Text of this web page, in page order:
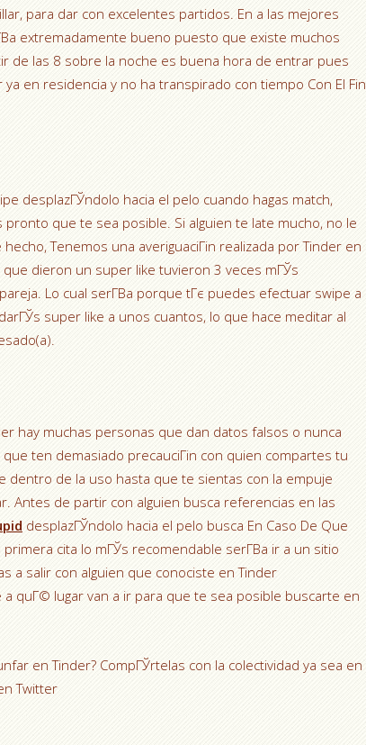
para dar con excelentes partidos. En a las mejores
extremadamente bueno puesto que existe muchos
de las 8 sobre la noche es buena hora de entrar pues
en residencia y no ha transpirado con tiempo Con El Fin
desplazГЎndolo hacia el pelo cuando hagas match,
pronto que te sea posible. Si alguien te late mucho, no le
Tenemos una averiguaciГіn realizada por Tinder en
dieron un super like tuvieron 3 veces mГЎs
Lo cual serГ­В­a porque tГє puedes efectuar swipe a
super like a unos cuantos, lo que hace meditar al
hay muchas personas que dan datos falsos o nunca
ten demasiado precauciГіn con quien compartes tu
dentro de la uso hasta que te sientas con la empuje
Antes de partir con alguien busca referencias en las
desplazГЎndolo hacia el pelo busca En Caso De Que
cita lo mГЎs recomendable serГ­В­a ir a un sitio
a salir con alguien que conociste en Tinder
a quГ© lugar van a ir para que te sea posible buscarte en
en Tinder? CompГЎrtelas con la colectividad ya sea en
Twitter